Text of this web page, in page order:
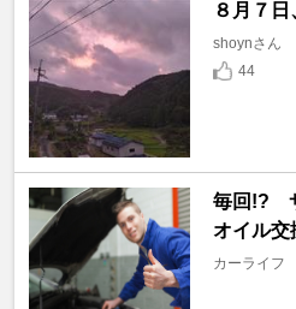
８月７
shoynさん
44
毎回!?
オイル交
カーライフ